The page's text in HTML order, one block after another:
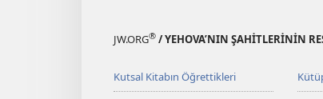
JW.ORG® / YEHOVA’NIN ŞAHİTLERİNİN
Kutsal Kitabın Öğrettikleri